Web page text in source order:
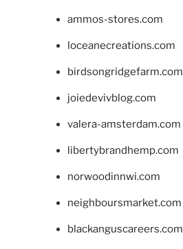
ammos-stores.com
loceanecreations.com
birdsongridgefarm.com
joiedevivblog.com
valera-amsterdam.com
libertybrandhemp.com
norwoodinnwi.com
neighboursmarket.com
blackanguscareers.com